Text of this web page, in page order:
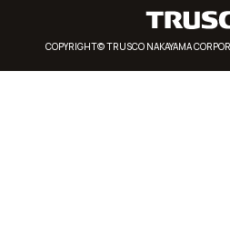
COPYRIGHT© TRUSCO NAKAYAMA